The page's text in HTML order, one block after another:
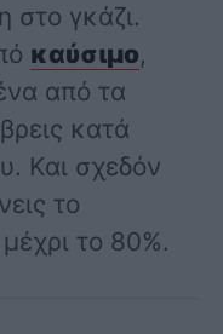
στο γκάζι.
καύσιμο,
από τα
κατά
Και σχεδόν
το
το 80%.